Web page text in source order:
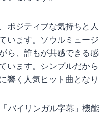
ポジティブな気持ちと
います。ソウルミュー
ら、誰もが共感できる
います。シンプルだか
響く人気ヒット曲となり
バイリンガル字幕」機